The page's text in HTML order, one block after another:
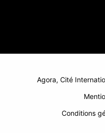
Agora, Cité
Conditions